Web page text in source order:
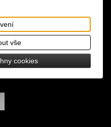
nažehlovací
19 cm
vše
cookies